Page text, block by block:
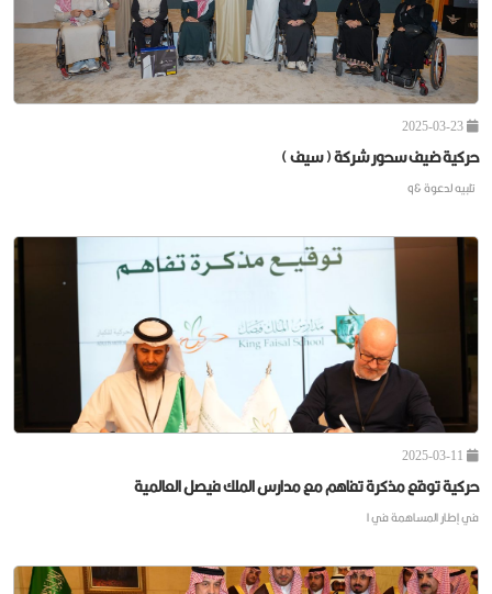
حركية ضيف سحور شركة ( سيف )
2025-03-11